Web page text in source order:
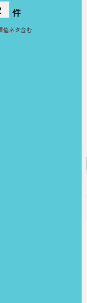
件
ネタ含む